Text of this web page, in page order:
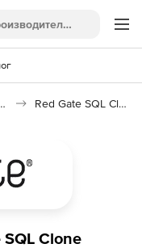
с базами данных Red Gate SQL Clone
Clone